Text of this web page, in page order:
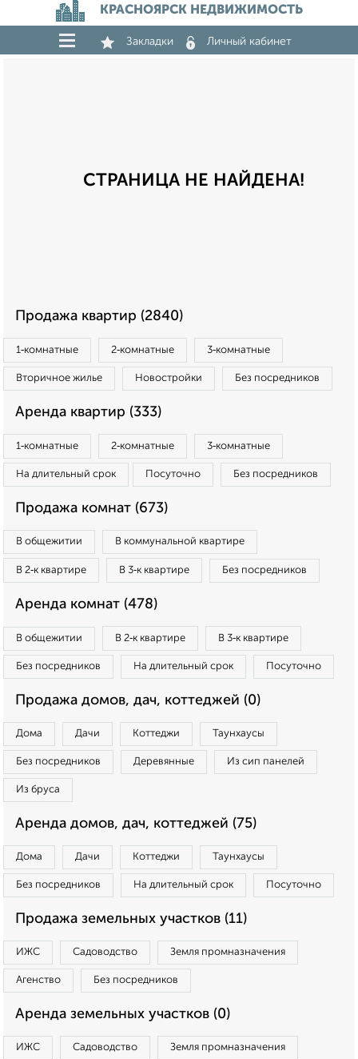
КРАСНОЯРСК НЕДВИЖИМОСТЬ
Закладки Личный кабинет
СТРАНИЦА НЕ НАЙДЕНА!
Продажа квартир (2840)
1‑комнатные 2‑комнатные 3‑комнатные
Вторичное жилье Новостройки Без посредников
Аренда квартир (333)
1‑комнатные 2‑комнатные 3‑комнатные
На длительный срок Посуточно Без посредников
Продажа комнат (673)
В общежитии В коммунальной квартире
В 2‑к квартире В 3‑к квартире Без посредников
Аренда комнат (478)
В общежитии В 2‑к квартире В 3‑к квартире
Без посредников На длительный срок Посуточно
Продажа домов, дач, коттеджей (0)
Дома Дачи Коттеджи Таунхаусы
Без посредников Деревянные Из сип панелей
Из бруса
Аренда домов, дач, коттеджей (75)
Дома Дачи Коттеджи Таунхаусы
Без посредников На длительный срок Посуточно
Продажа земельных участков (11)
ИЖС Садоводство Земля промназначения
Агенство Без посредников
Аренда земельных участков (0)
ИЖС Садоводство Земля промназначения